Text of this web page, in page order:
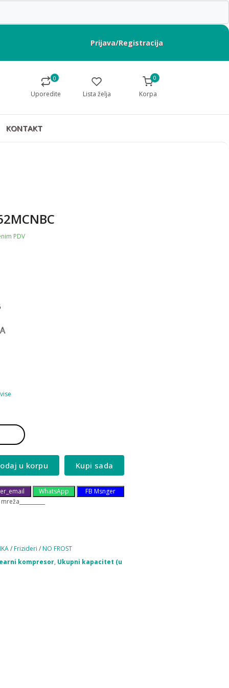
Prijava/Registracija
0
Uporedite Lista želja
0
Korpa
KONTAKT
PDV
u korpu Kupi sada
WhatsApp
FB Msnger
/Frizideri /NO FROST
kompresor, Ukupni kapacitet (u